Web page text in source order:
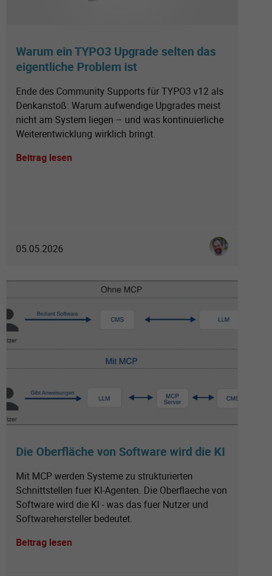
Allefeld
Warum ein TYPO3 Upgrade selten das
eigentliche Problem ist
Ende des Community Supports für TYPO3 v12 als
Denkanstoß: Warum aufwendige Upgrades meist
nicht am System liegen – und was kontinuierliche
Weiterentwicklung wirklich bringt.
Beitrag lesen
05.05.2026 Ingo Schmitt
Die Oberfläche von Software wird die KI
Mit MCP werden Systeme zu strukturierten
Schnittstellen fuer KI-Agenten. Die Oberflaeche von
Software wird die KI - was das fuer Nutzer und
Softwarehersteller bedeutet.
Beitrag lesen